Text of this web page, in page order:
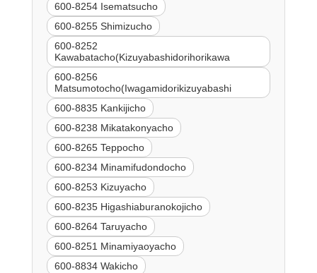
600-8254 Isematsucho
600-8255 Shimizucho
600-8252
Kawabatacho(Kizuyabashidorihorikawa
600-8256
Matsumotocho(Iwagamidorikizuyabashi
600-8835 Kankijicho
600-8238 Mikatakonyacho
600-8265 Teppocho
600-8234 Minamifudondocho
600-8253 Kizuyacho
600-8235 Higashiaburanokojicho
600-8264 Taruyacho
600-8251 Minamiyaoyacho
600-8834 Wakicho